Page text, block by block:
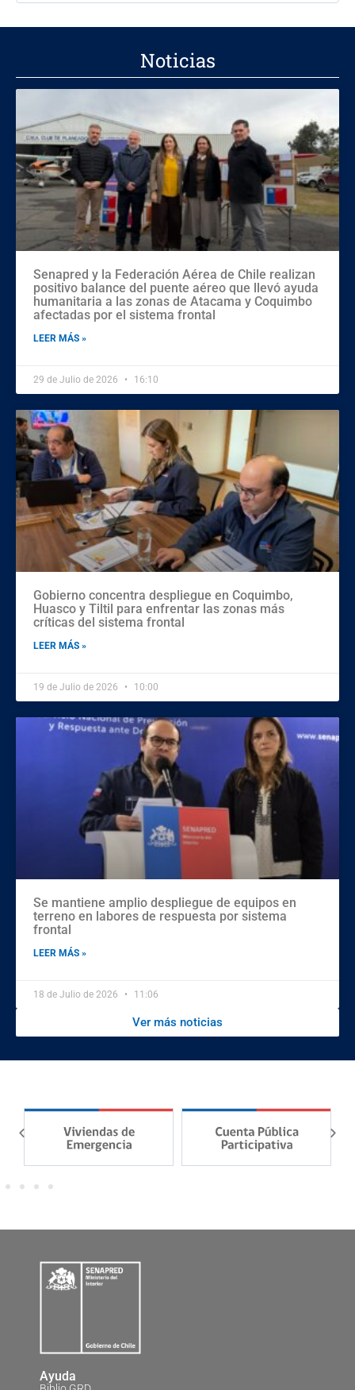
Noticias
Senapred y la Federación Aérea de Chile realizan
positivo balance del puente aéreo que llevó ayuda
humanitaria a las zonas de Atacama y Coquimbo
afectadas por el sistema frontal
LEER MÁS »
29 de Julio de 2026 16:10
Gobierno concentra despliegue en Coquimbo,
Huasco y Tiltil para enfrentar las zonas más
críticas del sistema frontal
LEER MÁS »
19 de Julio de 2026 10:00
Se mantiene amplio despliegue de equipos en
terreno en labores de respuesta por sistema
frontal
LEER MÁS »
18 de Julio de 2026 11:06
Ver más noticias
Ayuda